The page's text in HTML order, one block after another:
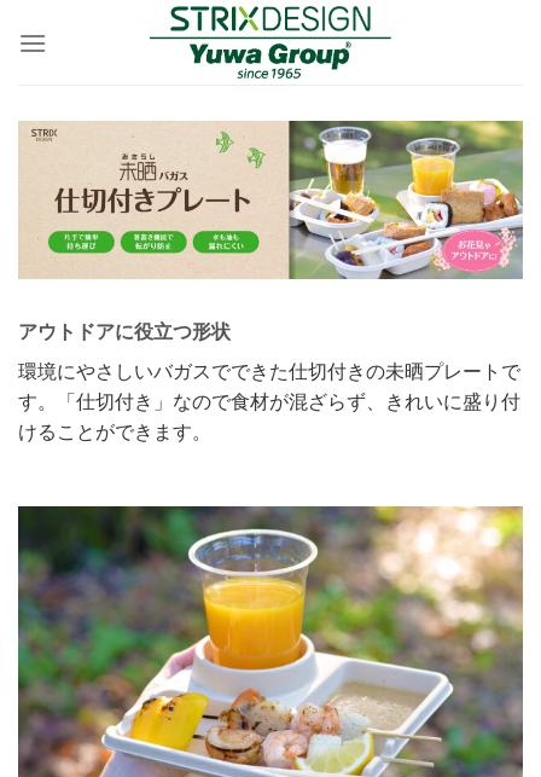
アウトドアに役立つ形状
環境にやさしいバガスでできた仕切付きの未晒プレートで
す。「仕切付き」なので食材が混ざらず、きれいに盛り付
けることができます。